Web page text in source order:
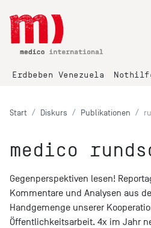
Erdbeben Venezuela
Start Diskurs Publikationen
medico
Gegenperspektiven lesen!
Kommentare und Analysen aus
Handgemenge unserer
Öffentlichkeitsarbeit. 4x im Jahr